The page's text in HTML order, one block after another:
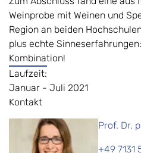
Weinprobe mit Weinen und
Region an beiden
plus echte
Kombination!
Laufzeit:
Januar - Juli 2021
Kontakt
Prof. Dr.
+49 7131